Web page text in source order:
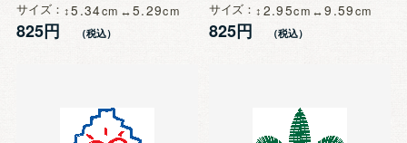
サイズ 5.34 5.29
825円
サイズ 2.95 9.59
825円